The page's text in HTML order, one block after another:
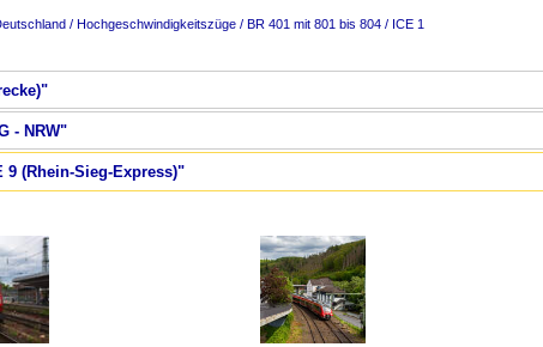
/ Hochgeschwindigkeitszüge / BR 401 mit 801 bis 804 / ICE 1
- NRW"
9 (Rhein-Sieg-Express)"